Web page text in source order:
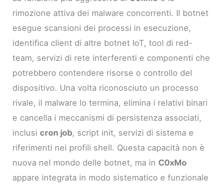
rimozione attiva dei malware concorrenti. Il botnet
esegue scansioni dei processi in esecuzione,
identifica client di altre botnet IoT, tool di red-
team, servizi di rete interferenti e componenti che
potrebbero contendere risorse o controllo del
dispositivo. Una volta riconosciuto un processo
rivale, il malware lo termina, elimina i relativi binari
e cancella i meccanismi di persistenza associati,
inclusicron job, script init, servizi di sistema e
riferimenti nei profili shell. Questa capacità non è
nuova nel mondo delle botnet, ma in C0xMo
appare integrata in modo sistematico e funzionale